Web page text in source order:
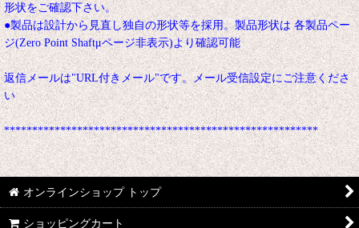
形状をご確認下さい。
●製品は設計から見直し独自の形状等を採用。製品形状は 各製品ペー
ジ(Zero Point Shaftμページ非表示)より確認可能
返信メールは"URL付きメール"です。メール受信設定にご注意くださ
い
********************************************************
オンラインショップ トップ
ショッピングカート